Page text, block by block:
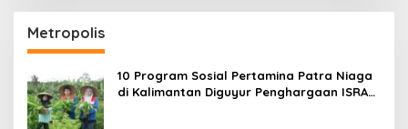
Metropolis
10 Program Sosial Pertamina Patra Niaga
di Kalimantan Diguyur Penghargaan ISRA